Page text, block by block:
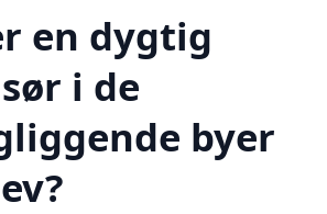
en dygtig
i de
byer